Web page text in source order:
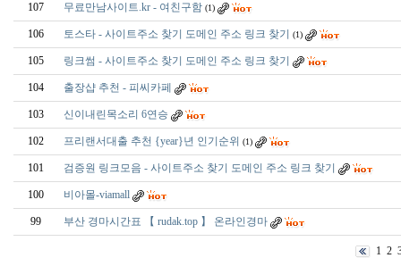
107 무료만남사이트.kr - 여친구함 (1)
106 토스타 - 사이트주소 찾기 도메인 주소 링크 찾기 (1)
105 링크썸 - 사이트주소 찾기 도메인 주소 링크 찾기
104 출장샵 추천 - 피­씨­카­페
103 신이내린목소리 6연승
102 프리랜서대출 추천 {year}년 인기순위 (1)
101 검증원 링크모음 - 사이트주소 찾기 도메인 주소 링크 찾기
100 비아몰-viamall
99 부산 경마시간표 【 rudak.top 】 온라인경마
1 2